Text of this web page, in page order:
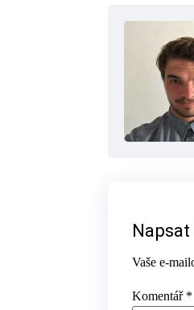
Vaše e-
Komentář *